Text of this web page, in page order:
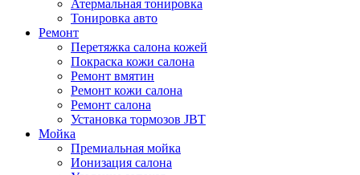
Атермальная тонировка
Тонировка авто
Ремонт
Перетяжка салона кожей
Покраска кожи салона
Ремонт вмятин
Ремонт кожи салона
Ремонт салона
Установка тормозов JBT
Мойка
Премиальная мойка
Ионизация салона